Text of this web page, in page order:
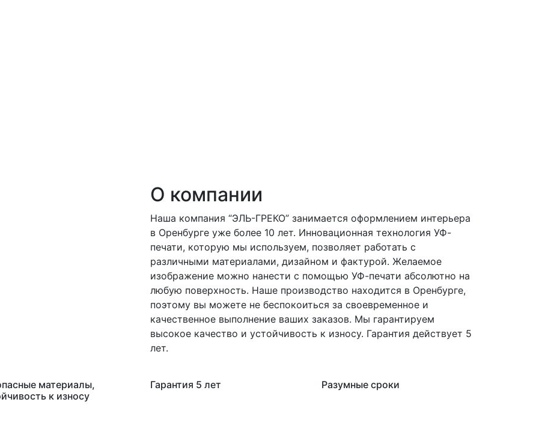
О компании
Наша компания “ЭЛЬ-ГРЕКО” занимается оформлением интерьера
в Оренбурге уже более 10 лет. Инновационная технология УФ-
печати, которую мы используем, позволяет работать с
различными материалами, дизайном и фактурой. Желаемое
изображение можно нанести с помощью УФ-печати абсолютно на
любую поверхность. Наше производство находится в Оренбурге,
поэтому вы можете не беспокоиться за своевременное и
качественное выполнение ваших заказов. Мы гарантируем
высокое качество и устойчивость к износу. Гарантия действует 5
лет.
материалы,
к износу
Гарантия 5 лет Разумные сроки